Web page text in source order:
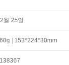
월 25일
| 153*224*30mm